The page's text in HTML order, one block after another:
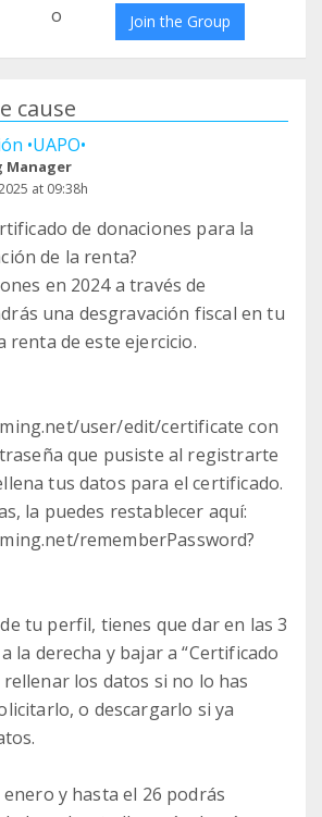
o Join the Group
cause
•UAPO•
Manager
at 09:38h
de donaciones para la
de la renta?
en 2024 a través de
una desgravación fiscal en tu
renta de este ejercicio.
user/edit/certificate con
que pusiste al registrarte
tus datos para el certificado.
la puedes restablecer aquí:
rememberPassword?
tu perfil, tienes que dar en las 3
la derecha y bajar a “Certificado
rellenar los datos si no lo has
o descargarlo si ya
y hasta el 26 podrás